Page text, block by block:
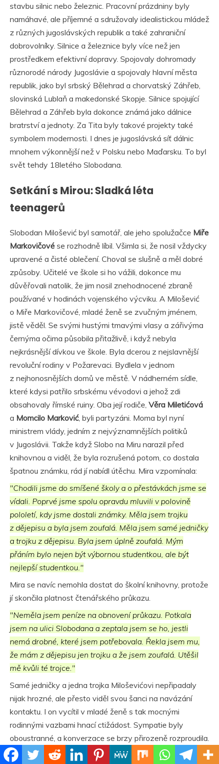
stavbu silnic nebo železnic. Pracovní prázdniny byly
namáhavé, ale příjemné a sdružovaly idealistickou mládež
z různých jugoslávských republik a také zahraniční
dobrovolníky. Silnice a železnice byly více než jen
prostředkem efektivní dopravy. Spojovaly dohromady
různorodé národy Jugoslávie a spojovaly hlavní města
republik, jako byl srbský Bělehrad a chorvatský Záhřeb,
slovinská Lublaň a makedonské Skopje. Silnice spojující
Bělehrad a Záhřeb byla dokonce známá jako dálnice
bratrství a jednoty. Za Tita byly takové projekty také
symbolem modernosti. I dnes je jugoslávská síť dálnic
mnohem výkonnější než v Polsku nebo Maďarsku. To byl
svět tehdy 18letého Slobodana.
Setkání s Mirou: Sladká léta
teenagerů
Slobodan Milošević byl samotář, ale jeho spolužačce Miře
Markovičové se rozhodně líbil. Všimla si, že nosil vždycky
upravené a čisté oblečení. Choval se slušně a měl dobré
způsoby. Učitelé ve škole si ho vážili, dokonce mu
důvěřovali natolik, že jim nosil znehodnocené zbraně
používané v hodinách vojenského výcviku. A Milošević
o Miře Markovičové, mladé ženě se zvučným jménem,
jistě věděl. Se svými hustými tmavými vlasy a zářivýma
černýma očima působila přitažlivě, i když nebyla
nejkrásnější dívkou ve škole. Byla dcerou z nejslavnější
revoluční rodiny v Požarevaci. Bydlela v jednom
z nejhonosnějších domů ve městě. V nádherném sídle,
které kdysi patřilo srbskému vévodovi a jehož zdi
obsahovaly římské ruiny. Oba její rodiče, Věra Miletićová
a Momcilo Marković, byli partyzáni. Moma byl nyní
ministrem vlády, jedním z nejvýznamnějších politiků
v Jugoslávii. Takže když Slobo na Miru narazil před
knihovnou a viděl, že byla rozrušená potom, co dostala
špatnou známku, rád jí nabídl útěchu. Mira vzpomínala:
"Chodili jsme do smíšené školy a o přestávkách jsme se
vídali. Poprvé jsme spolu opravdu mluvili v polovině
pololetí, kdy jsme dostali známky. Měla jsem trojku
z dějepisu a byla jsem zoufalá. Měla jsem samé jedničky
a trojku z dějepisu. Byla jsem úplně zoufalá. Mým
přáním bylo nejen být výbornou studentkou, ale být
nejlepší studentkou."
Mira se navíc nemohla dostat do školní knihovny, protože
jí skončila platnost čtenářského průkazu.
"Neměla jsem peníze na obnovení průkazu. Potkala
jsem na ulici Slobodana a zeptala jsem se ho, jestli
nemá drobné, které jsem potřebovala. Řekla jsem mu,
že mám z dějepisu jen trojku a že jsem zoufalá. Utěšil
mě kvůli té trojce."
Samé jedničky a jedna trojka Miloševićovi nepřipadaly
nijak hrozné, ale přesto viděl svou šanci na navázání
kontaktu. I on vycítil v mladé ženě s tak mocnými
rodinnými vazbami hnací ctižádost. Sympatie byly
oboustranné, a konverzace se brzy přirozeně rozproudila.
Slobodan a Mira se stali nerozlučnými. Ignorovali zbytek